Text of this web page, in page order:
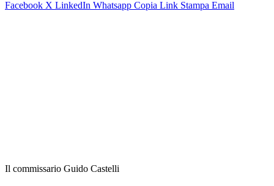
Facebook X LinkedIn Whatsapp Copia Link Stampa Email
Il commissario Guido Castelli